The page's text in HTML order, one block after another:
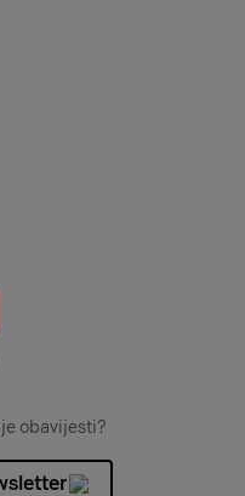
obavijesti?